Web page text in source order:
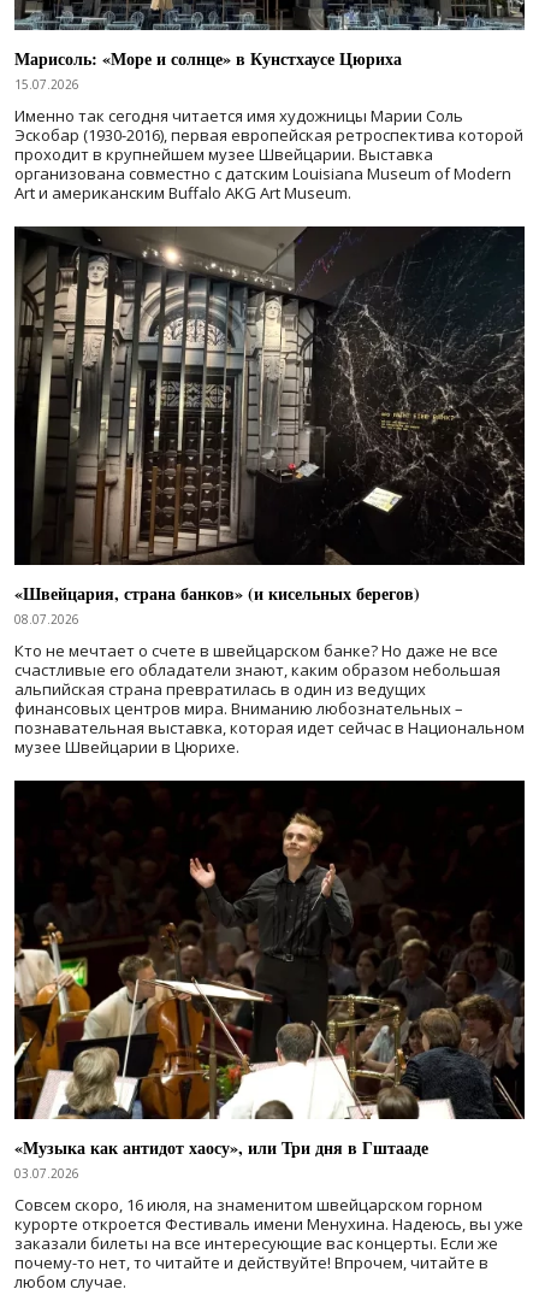
Марисоль: «Море и солнце» в Кунстхаусе Цюриха
15.07.2026
Именно так сегодня читается имя художницы Марии Соль
Эскобар (1930-2016), первая европейская ретроспектива которой
проходит в крупнейшем музее Швейцарии. Выставка
организована совместно с датским Louisiana Museum of Modern
Art и американским Buffalo AKG Art Museum.
«Швейцария, страна банков» (и кисельных берегов)
08.07.2026
Кто не мечтает о счете в швейцарском банке? Но даже не все
счастливые его обладатели знают, каким образом небольшая
альпийская страна превратилась в один из ведущих
финансовых центров мира. Вниманию любознательных –
познавательная выставка, которая идет сейчас в Национальном
музее Швейцарии в Цюрихе.
«Музыка как антидот хаосу», или Три дня в Гштааде
03.07.2026
Совсем скоро, 16 июля, на знаменитом швейцарском горном
курорте откроется Фестиваль имени Менухина. Надеюсь, вы уже
заказали билеты на все интересующие вас концерты. Если же
почему-то нет, то читайте и действуйте! Впрочем, читайте в
любом случае.